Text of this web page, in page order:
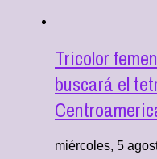
Tricolor
buscará el
miércoles, 5